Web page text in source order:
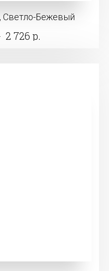
Светло-Бежевый
2 726 р.